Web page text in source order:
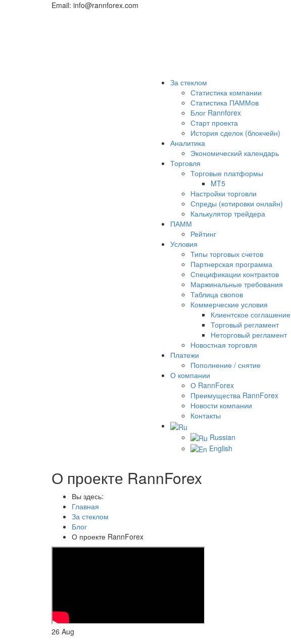
Email: info@rannforex.com
За стеклом
Статистика компании
Статистика ПАММов
Блог Rannforex
Старт проекта
История сделок (блокчейн)
Аналитика
Экономический календарь
Торговля
Торговые платформы
MT5
Настройки торговли
Спреды (котировки онлайн)
Калькулятор трейдера
ПАММ
Рейтинг
Условия
Типы торговых счетов
Партнерская программа
Спецификации контрактов
Маржинальные требования
Таблица свопов
Коммерческие условия
Клиентское соглашение
Торговый регламент
Неторговый регламент
Новостная торговля
Платежи
Пополнение / снятие
О компании
О RannForex
Преимущества RannForex
Новости компании
Контакты
Russian
English
О проекте RannForex
Вы здесь:
Главная
За стеклом
Блог
О проекте RannForex
26 Aug